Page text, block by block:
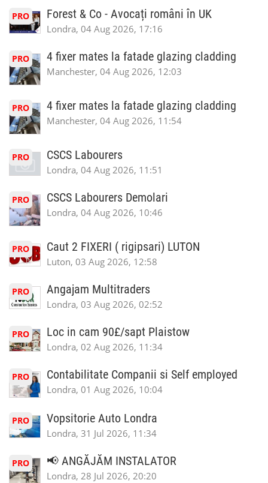
PRO Forest & Co - Avocați români în UK
Londra, 04 Aug 2026, 17:16
PRO 4 fixer mates la fatade glazing cladding
Manchester, 04 Aug 2026, 12:03
PRO 4 fixer mates la fatade glazing cladding
Manchester, 04 Aug 2026, 11:54
PRO CSCS Labourers
Londra, 04 Aug 2026, 11:51
PRO CSCS Labourers Demolari
Londra, 04 Aug 2026, 10:46
PRO Caut 2 FIXERI ( rigipsari) LUTON
Luton, 03 Aug 2026, 12:58
PRO Angajam Multitraders
Londra, 03 Aug 2026, 02:52
PRO Loc in cam 90£/sapt Plaistow
Londra, 02 Aug 2026, 11:34
PRO Contabilitate Companii si Self employed
Londra, 01 Aug 2026, 10:04
PRO Vopsitorie Auto Londra
Londra, 31 Jul 2026, 11:34
PRO 📢 ANGĂJĂM INSTALATOR
Londra, 28 Jul 2026, 20:20